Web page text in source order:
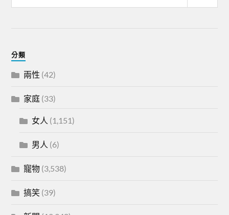
分類
兩性 (42)
家庭 (33)
女人 (1,151)
男人 (6)
寵物 (3,538)
搞笑 (39)